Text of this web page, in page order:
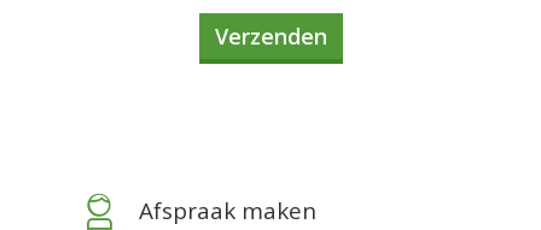
Afspraak maken